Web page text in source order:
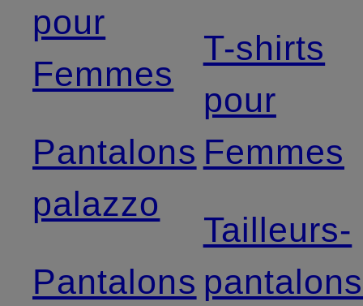
pour
Femmes
Pantalons
palazzo
Pantalons
T-shirts
pour
Femmes
Tailleurs-
pantalons